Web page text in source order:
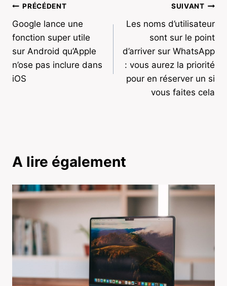
Navigation
de
l’article
PRÉCÉDENT
Google lance une
fonction super utile
sur Android qu’Apple
n’ose pas inclure dans
iOS
SUIVANT
Les noms d’utilisateur
sont sur le point
d’arriver sur WhatsApp
: vous aurez la priorité
pour en réserver un si
vous faites cela
A lire également